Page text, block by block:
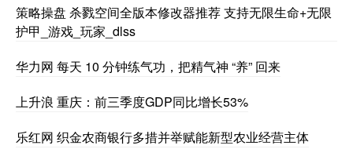
策略操盘 杀戮空间全版本修改器推荐 支持无限生命+无限
护甲_游戏_玩家_dlss
华力网 每天 10 分钟练气功，把精气神 “养” 回来
上升浪 重庆：前三季度GDP同比增长53%
乐红网 织金农商银行多措并举赋能新型农业经营主体